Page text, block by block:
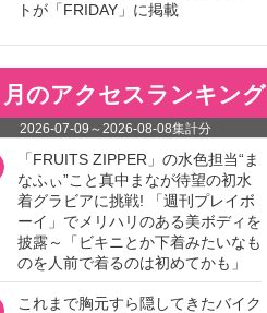
トが「FRIDAY」に掲載
のアクセスランキング
2026-07-09 ～2026-08-08集計分
「FRUITS ZIPPER」の水色担当“ま
なふぃ”こと真中まなが待望の初水
着グラビアに挑戦! 「週刊プレイボ
ーイ」でメリハリのある美ボディを
披露～「ビキニとか下着みたいなも
のを人前で着るのは初めてかも」
これまで胸元すら隠してきたバイク